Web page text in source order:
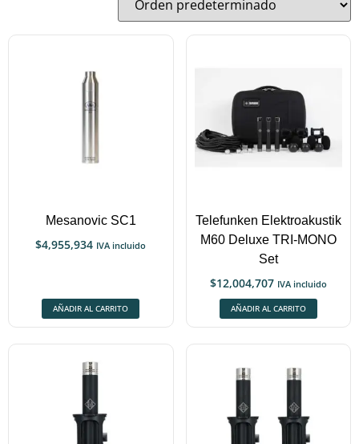
Mesanovic SC1
$4,955,934 IVA incluido
AÑADIR AL CARRITO
Telefunken Elektroakustik
M60 Deluxe TRI-MONO
Set
$12,004,707 IVA incluido
AÑADIR AL CARRITO